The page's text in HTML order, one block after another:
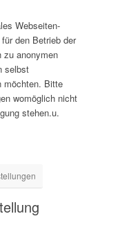
Webseiten-
den Betrieb der
zu anonymen
selbst
möchten. Bitte
womöglich nicht
stehen.u.